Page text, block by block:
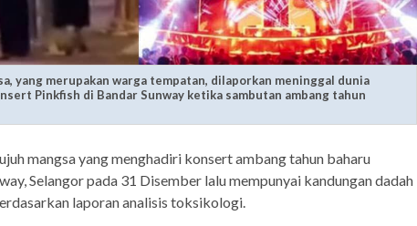
yang merupakan warga tempatan, dilaporkan meninggal dunia
Pinkfish di Bandar Sunway ketika sambutan ambang tahun
mangsa yang menghadiri konsert ambang tahun baharu
Selangor pada 31 Disember lalu mempunyai kandungan dadah
laporan analisis toksikologi.